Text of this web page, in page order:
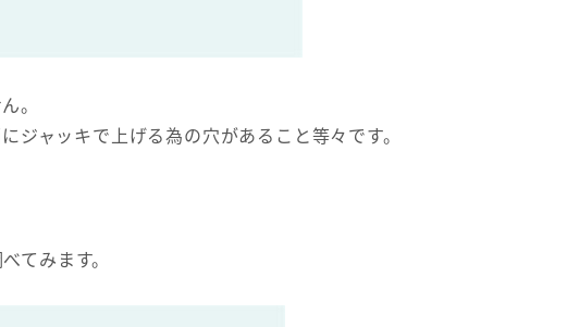
。
ャッキで上げる為の穴があること等々です。
てみます。